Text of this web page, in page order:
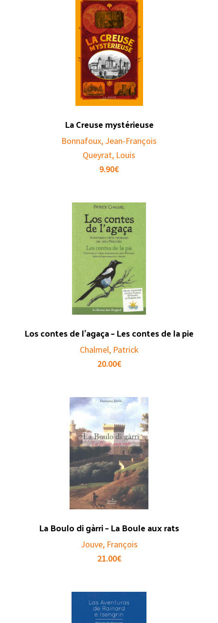
La Creuse mystérieuse
Bonnafoux, Jean-François
Queyrat, Louis
9.90€
Los contes de l’agaça – Les contes de la pie
Chalmel, Patrick
20.00€
La Boulo di gàrri – La Boule aux rats
Jouve, François
21.00€